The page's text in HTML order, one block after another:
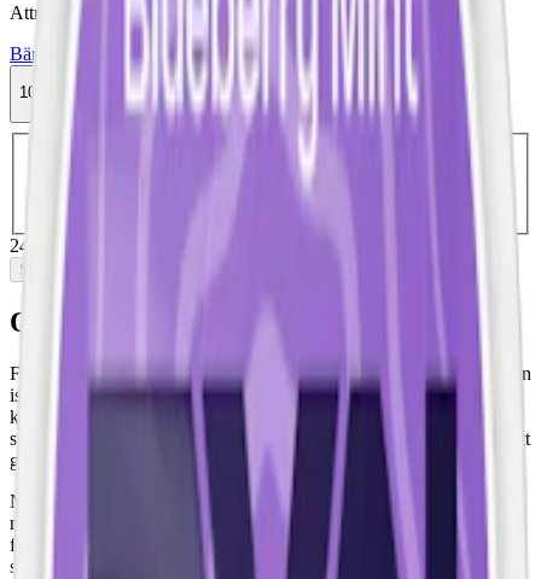
Attribut
Bär
Slim Torr Portion Vitt snus
10-pack
Välj antal dosor
5-pack
/st
30-pack741 kr
50-
249 kr
Slut i lager
Om FIX Blueberry Ice #5 Stark
FIX Blueberry Ice #5 Stark Slim är ett starkt vitt snus som ger dig en
isande söt smakupplevelse. Med smak av isiga blåbär i en
kombination av sött och kyligt, får du ett vitt snus som är unikt i sin
smak. Smaken inkluderar även toner av åkerbär och andra bär för att
ge bärsmaken en extra dimension.
Nikotininnehållet per prilla är 11,5 milligram, vilket ger en
nikotinhalt på 1,64 %. Snuset består av ingredienser som vatten,
fyllnadsmedel, aromer, smakförstärkare, xylitol, nikotin,
sötningsmedel, förtjockningsmedel och surhetsreglerande medel.